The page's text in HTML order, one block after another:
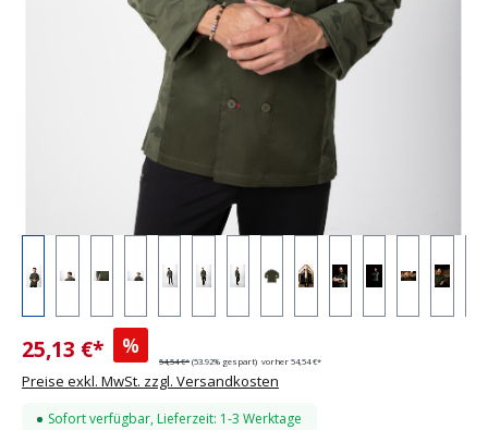
25,13 €* %
54,54 €* (53.92% gespart) vorher 54,54 €*
Preise exkl. MwSt. zzgl. Versandkosten
Sofort verfügbar, Lieferzeit: 1-3 Werktage